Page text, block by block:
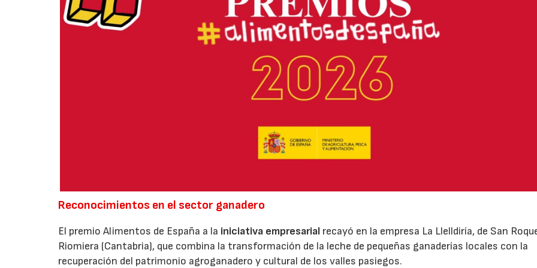
Reconocimientos en el sector ganadero
El premio Alimentos de España a la iniciativa empresarial recayó en la empresa La Llelldiría, de San
Riomiera (Cantabria), que combina la transformación de la leche de pequeñas ganaderías locales con la
recuperación del patrimonio agroganadero y cultural de los valles pasiegos.